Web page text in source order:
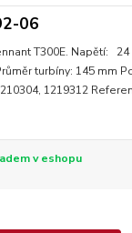
06
T300E. Napětí:
turbíny: 145 mm
1219312
v eshopu